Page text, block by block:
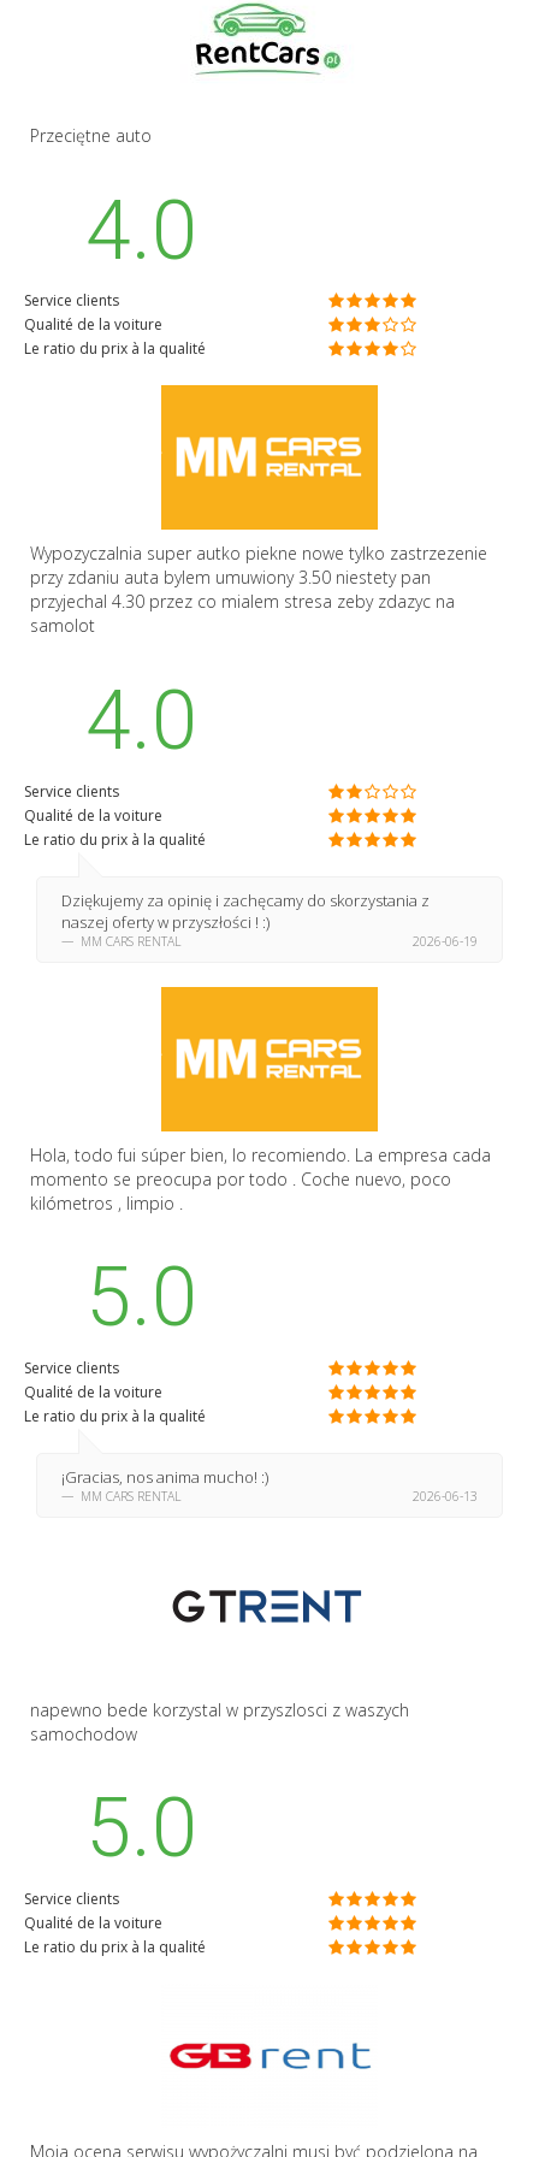
Przeciętne auto
4.0
Service clients
Qualité de la voiture
Le ratio du prix à la qualité
Wypozyczalnia super autko piekne nowe tylko zastrzezenie
przy zdaniu auta bylem umuwiony 3.50 niestety pan
przyjechal 4.30 przez co mialem stresa zeby zdazyc na
samolot
4.0
Service clients
Qualité de la voiture
Le ratio du prix à la qualité
Dziękujemy za opinię i zachęcamy do skorzystania z
naszej oferty w przyszłości ! :)
MM CARS RENTAL 2026-06-19
Hola, todo fui súper bien, lo recomiendo. La empresa cada
momento se preocupa por todo . Coche nuevo, poco
kilómetros , limpio .
5.0
Service clients
Qualité de la voiture
Le ratio du prix à la qualité
¡Gracias, nos anima mucho! :)
MM CARS RENTAL 2026-06-13
napewno bede korzystal w przyszlosci z waszych
samochodow
5.0
Service clients
Qualité de la voiture
Le ratio du prix à la qualité
Moja ocena serwisu wypożyczalni musi być podzielona na